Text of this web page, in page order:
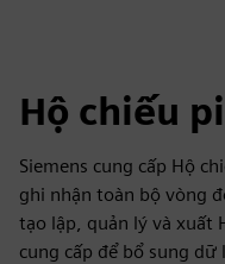
Hộ chiếu
Siemens cung cấp Hộ
ghi nhận toàn bộ vòng
tạo lập, quản lý và xuất
cung cấp để bổ sung